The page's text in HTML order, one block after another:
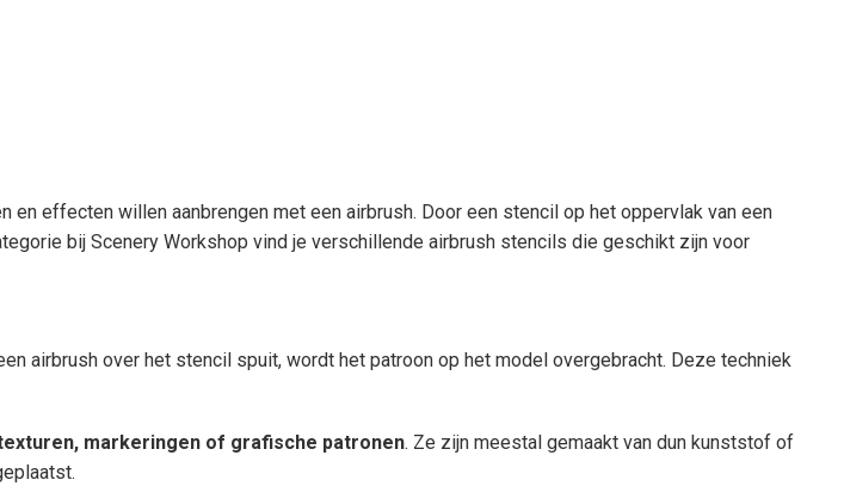
effecten willen aanbrengen met een airbrush. Door een stencil op het oppervlak van een
bij Scenery Workshop vind je verschillende airbrush stencils die geschikt zijn voor
airbrush over het stencil spuit, wordt het patroon op het model overgebracht. Deze techniek
markeringen of grafische patronen. Ze zijn meestal gemaakt van dun kunststof of